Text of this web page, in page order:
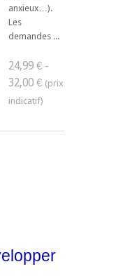
anxieux…).
Les
demandes ...
24,99 € -
32,00 €